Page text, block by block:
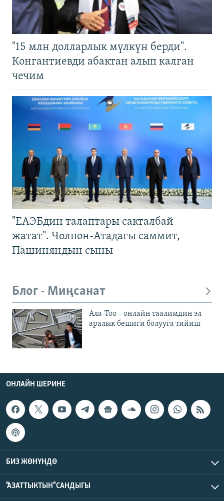
"15 млн долларлык мүлкүн берди".
Конгантиевди абактан алып калган
чечим
"ЕАЭБдин талаптары сакталбай
жатат". Чолпон-Атадагы саммит,
Пашиняндын сыны
Блог - Миңсанат
Ала-Тоо – онлайн таалимдин эл
аралык бешиги болууга тийиш
ОНЛАЙН ШЕРИНЕ
БИЗ ЖӨНҮНДӨ
"АЗАТТЫКТЫН" САНДЫГЫ